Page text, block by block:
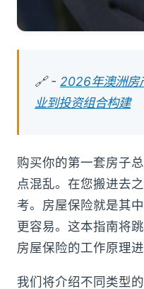
🔗 - 2026年澳洲房
业到投资组合构建
购买你的第一套房子
点混乱。在您搬进去
考。房屋保险就是其
更容易。这本指南将
房屋保险的工作原理
我们将介绍不同类型